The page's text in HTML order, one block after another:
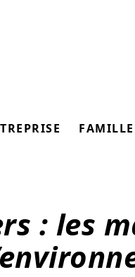
FAMILLE
: les